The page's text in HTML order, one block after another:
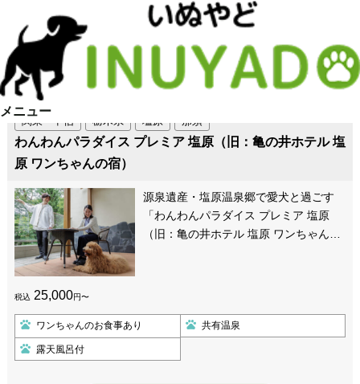
メニュー
[温泉 ]に一致した施設： 件
塩原 那須
関東・甲信 栃木県
わんわんパラダイス プレミア 塩原（旧：亀の井ホテル 塩
原 ワンちゃんの宿）
源泉遺産・塩原温泉郷で愛犬と過ごす
「わんわんパラダイス プレミア 塩原
（旧：亀の井ホテル 塩原 ワンちゃん…
税込 25,000円〜
ワンちゃんのお食事あり 共有温泉
露天風呂付